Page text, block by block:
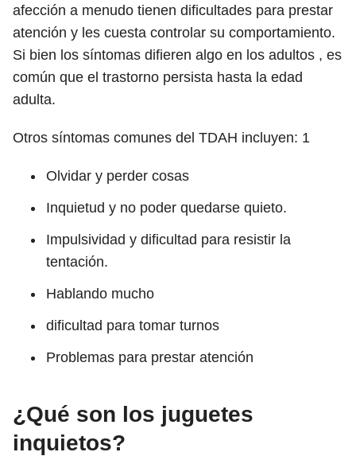
afección a menudo tienen dificultades para prestar
atención y les cuesta controlar su comportamiento.
Si bien los síntomas difieren algo en los adultos , es
común que el trastorno persista hasta la edad
adulta.
Otros síntomas comunes del TDAH incluyen: 1
Olvidar y perder cosas
Inquietud y no poder quedarse quieto.
Impulsividad y dificultad para resistir la
tentación.
Hablando mucho
dificultad para tomar turnos
Problemas para prestar atención
¿Qué son los juguetes
inquietos?